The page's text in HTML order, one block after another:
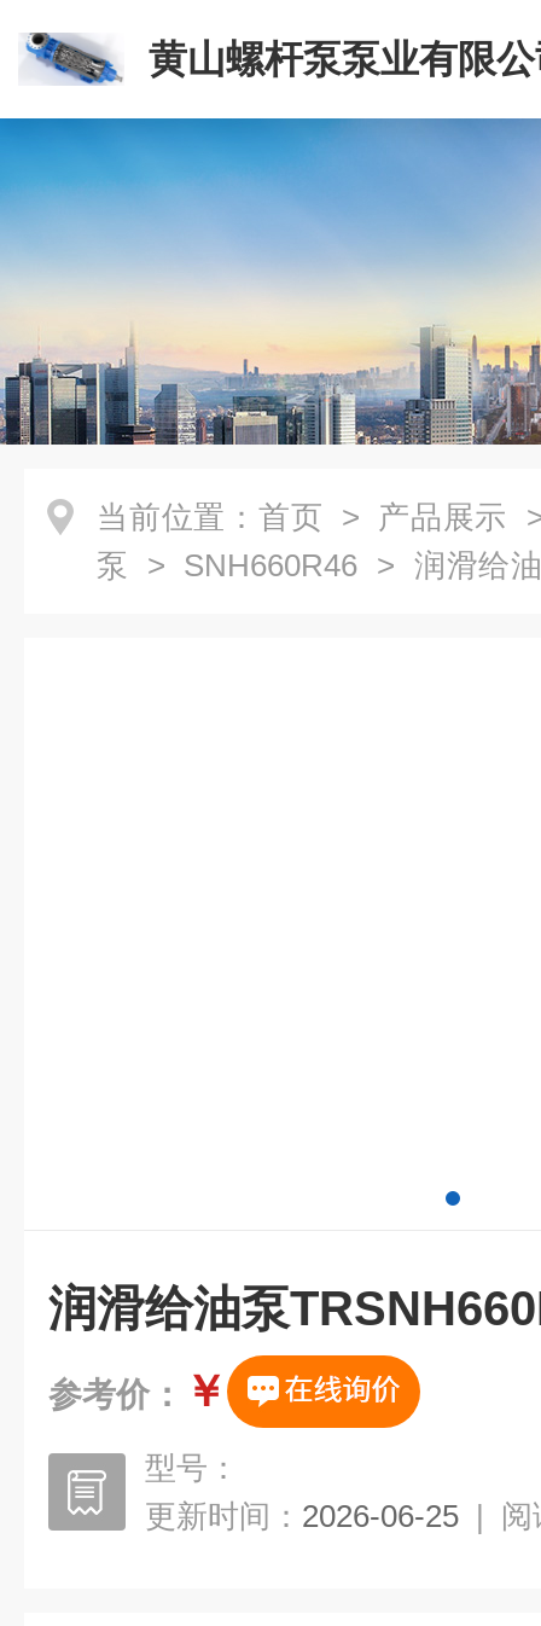
黄山螺杆泵泵业有限
当前位置： 首页 > 产品展示
泵 > SNH660R46 > 润滑给
润滑给油泵
参考价： ￥
型号：
更新时间： 2026-06-25 | 阅